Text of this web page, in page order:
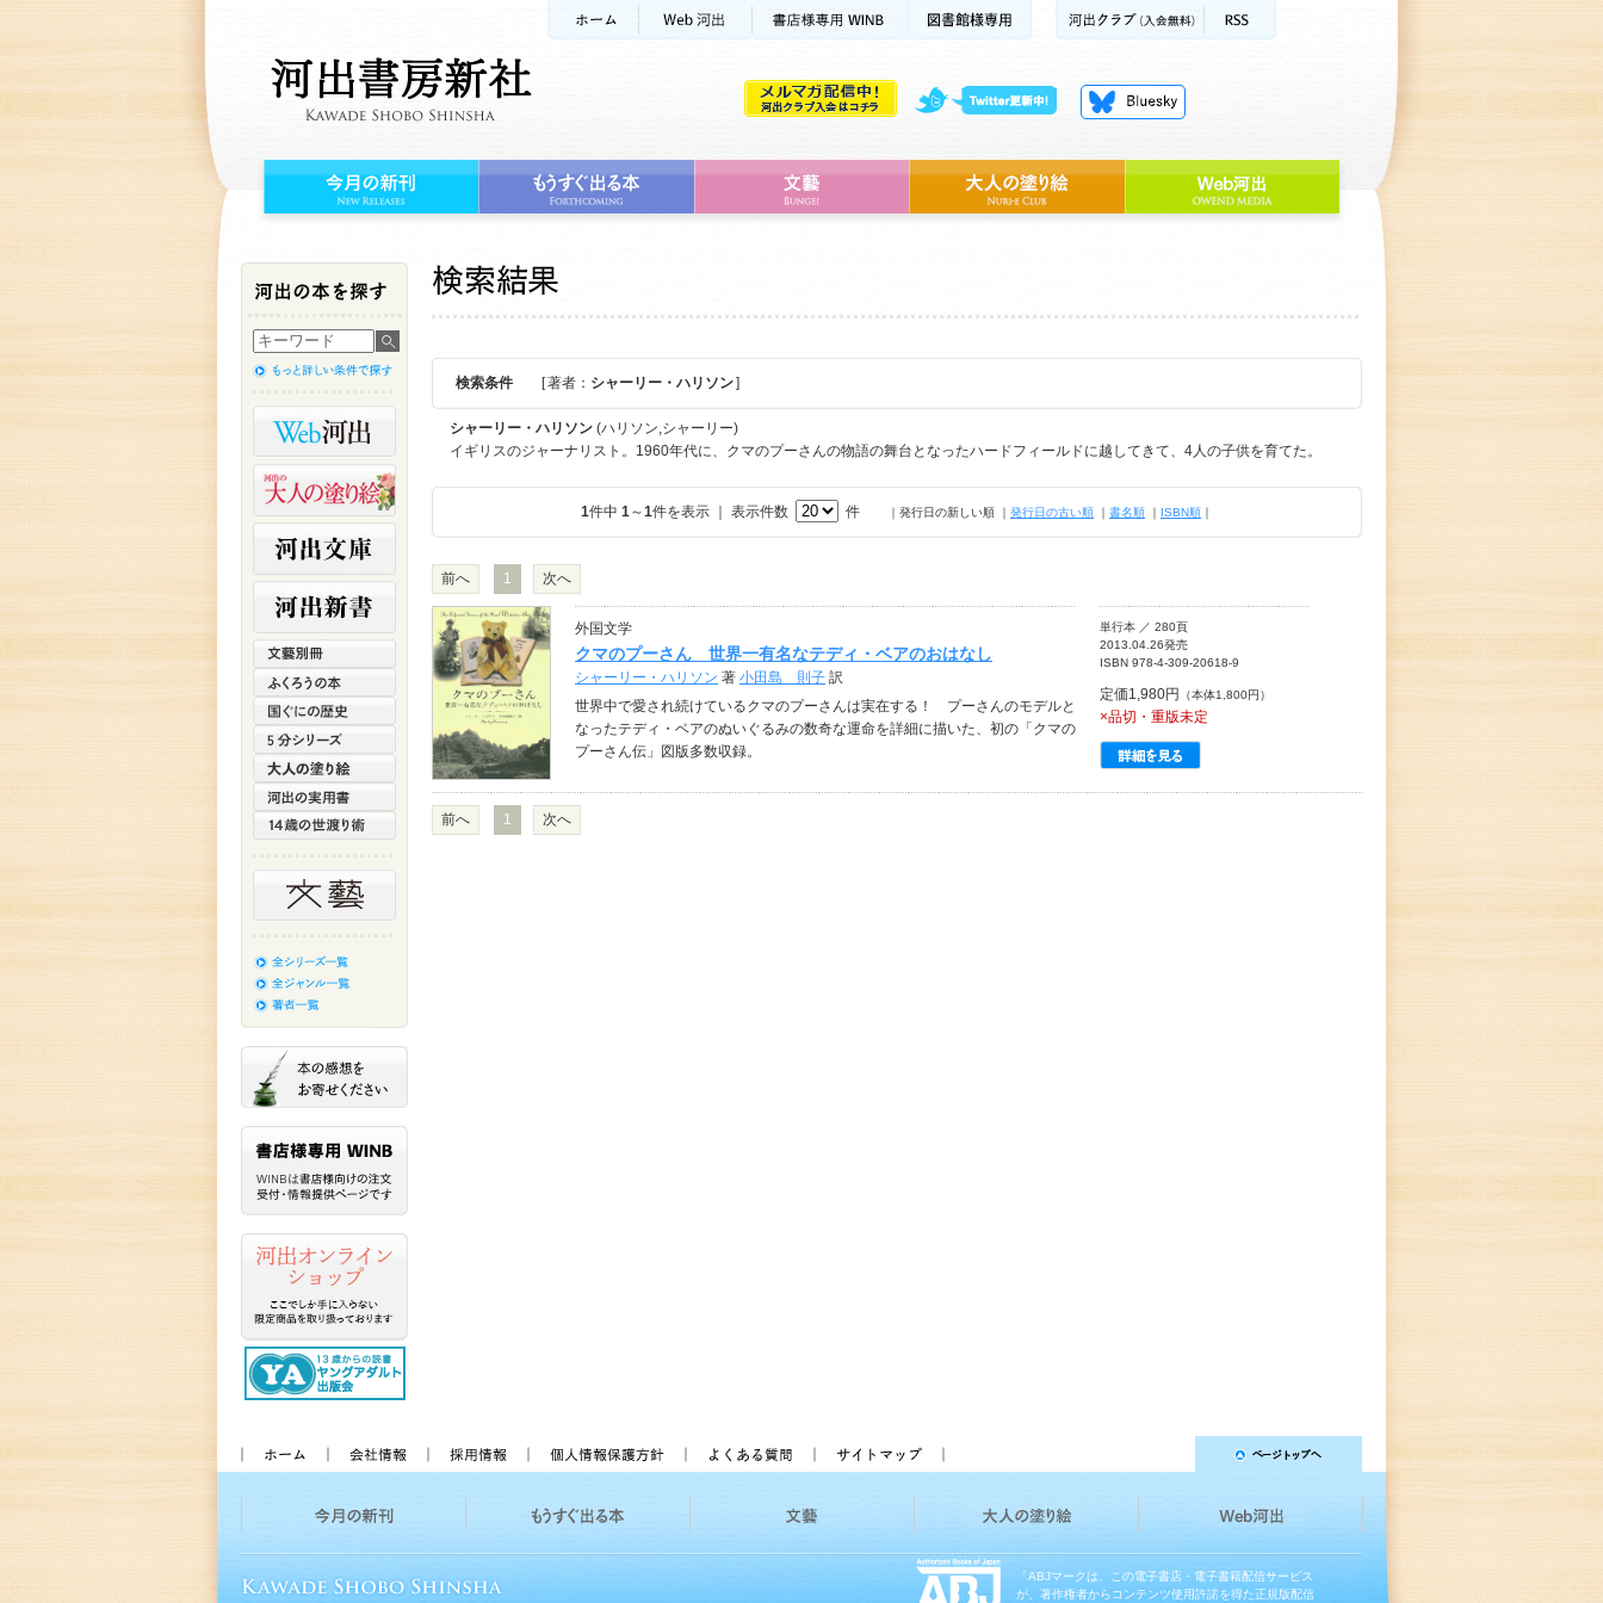
検索条件 [ 著者： シャーリー・ハリソン]
シャーリー・ハリソン (ハリソン,シャーリー)
イギリスのジャーナリスト。1960年代に、クマのプーさんの物語の舞台となったハードフィールドに越してきて、4人の子供を育てた。
1件中 1～1件を表示 ｜ 表示件数 件 ｜発行日の新しい順 ｜ 発行日の古い順 ｜ 書名順 ｜ ISBN順 ｜
前へ 1 次へ
外国文学
クマのプーさん 世界一有名なテディ・ベアのおはなし
シャーリー・ハリソン 著 小田島 則子 訳
世界中で愛され続けているクマのプーさんは実在する！ プーさんのモデルと
なったテディ・ベアのぬいぐるみの数奇な運命を詳細に描いた、初の「クマの
プーさん伝」図版多数収録。
単行本 ／ 280頁
2013.04.26発売
ISBN 978-4-309-20618-9
定価1,980円 （本体1,800円）
×品切・重版未定
前へ 1 次へ
「ABJマークは、この電子書店・電子書籍配信サービス
が、著作権者からコンテンツ使用許諾を得た正規版配信